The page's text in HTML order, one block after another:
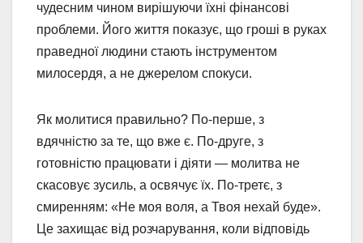
чудесним чином вирішуючи їхні фінансові
проблеми. Його життя показує, що гроші в руках
праведної людини стають інструментом
милосердя, а не джерелом спокуси.
Як молитися правильно? По-перше, з
вдячністю за те, що вже є. По-друге, з
готовністю працювати і діяти — молитва не
скасовує зусиль, а освячує їх. По-третє, з
смиренням: «Не моя воля, а Твоя нехай буде».
Це захищає від розчарування, коли відповідь